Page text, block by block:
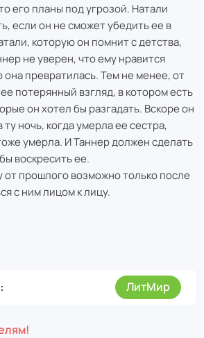
его планы под угрозой. Натали
если он не сможет убедить ее в
которую он помнит с детства,
не уверен, что ему нравится
превратилась. Тем не менее, от
потерянный взгляд, в котором есть
он хотел бы разгадать. Вскоре он
ночь, когда умерла ее сестра,
умерла. И Таннер должен сделать
воскресить ее.
от прошлого возможно только после
с ним лицом к лицу.
ЛитМир